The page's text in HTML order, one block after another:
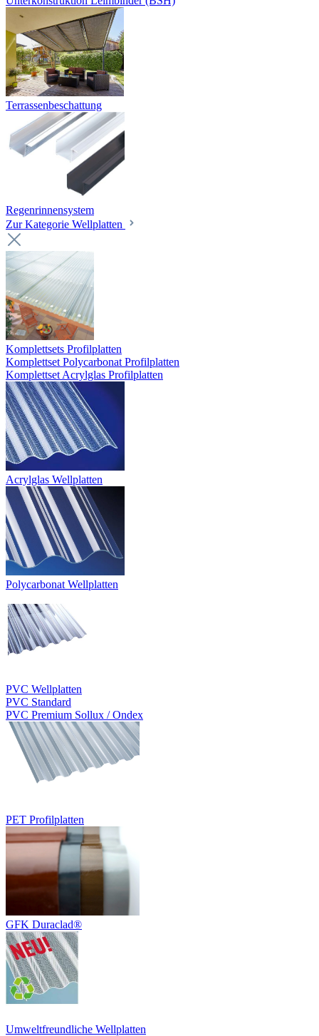
Terrassenbeschattung
Regenrinnensystem
Zur Kategorie Wellplatten
Komplettsets Profilplatten
Komplettset Polycarbonat Profilplatten
Komplettset Acrylglas Profilplatten
Acrylglas Wellplatten
Polycarbonat Wellplatten
PVC Wellplatten
PVC Standard
PVC Premium Sollux / Ondex
PET Profilplatten
GFK Duraclad®
Umweltfreundliche Wellplatten